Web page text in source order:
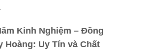
Kinh Nghiệm – Đồng
Hoàng: Uy Tín và Chất